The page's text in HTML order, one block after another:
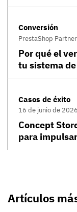
Conversión
PrestaShop Partner
Por qué el
tu sistema
Casos de éxito
16 de junio de 2026
Concept
para
Artículos